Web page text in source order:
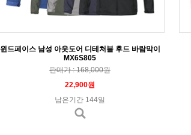
윈드페이스 남성 아웃도어 디테처블 후드 바람막이
MX6S805
판매가 : 168,000원
22,900원
남은기간 144일